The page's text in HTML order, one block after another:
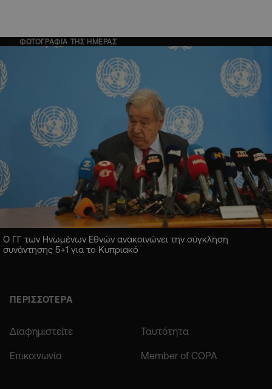
ΦΩΤΟΓΡΑΦΙΑ ΤΗΣ ΗΜΕΡΑΣ
Ο ΓΓ των Ηνωμένων Εθνών ανακοινώνει την σύγκληση
συνάντησης 5+1 για το Κυπριακό
ΠΕΡΙΣΣΟΤΕΡΑ
Διαφημιστείτε Ταυτότητα
Επικοινωνία Member of COPA